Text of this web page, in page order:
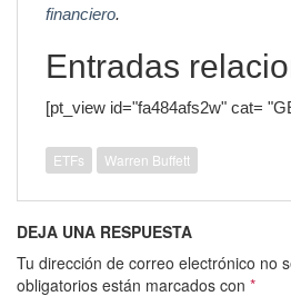
financiero.
Entradas
[pt_view id="fa484afs2w" cat=
ETFs Warren Buffett
DEJA UNA RESPUESTA
Tu dirección de correo electrónico no
obligatorios están marcados con *